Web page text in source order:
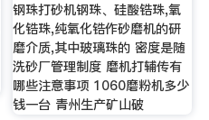
钢珠打砂机钢珠、硅酸锆珠,氧
化锆珠,纯氧化锆作砂磨机的研
磨介质,其中玻璃珠的 密度是随
洗砂厂管理制度 磨机打辅传有
哪些注意事项 1060磨粉机多少
钱一台 青州生产矿山破